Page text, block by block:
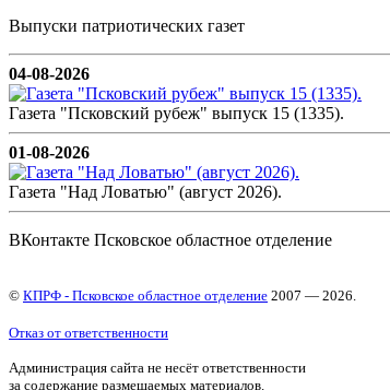
Выпуски патриотических газет
04-08-2026
Газета "Псковский рубеж" выпуск 15 (1335).
01-08-2026
Газета "Над Ловатью" (август 2026).
ВКонтакте Псковское областное отделение
© КПРФ - Псковское областное отделение 2007 — 2026.
Отказ от ответственности
Администрация сайта не несёт ответственности
за содержание размещаемых материалов.